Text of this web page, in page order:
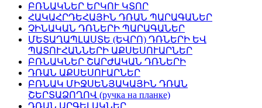
ԲՌՆԱԿՆԵՐ ԵՐԿՈՒ ԿՏՈՐ
ՀԱԿԱՀՐԴԵՀԱՅԻՆ ԴՌԱՆ ՊԱՐԱԳԱՆԵՐ
ՉԻՆԱԿԱՆ ԴՌՆԵՐԻ ՊԱՐԱԳԱՆԵՐ
ՄԵՏԱՂԱՊԼԱՍՏԵ (ԵՎՐՈ) ԴՌՆԵՐԻ ԵՎ
ՊԱՏՈՒՀԱՆՆԵՐԻ ԱՔՍԵՍՈՒԱՐՆԵՐ
ԲՌՆԱԿՆԵՐ ՇԱՐԺԱԿԱՆ ԴՌՆԵՐԻ
ԴՌԱՆ ԱՔՍԵՍՈՒԱՐՆԵՐ
ԲՌՆԱԿ ՄԻՋՍԵՆՅԱԿԱՅԻՆ ԴՌԱՆ
ՇԵՐՏԱՁՈՂՈՎ (ручка на планке)
ԴՌԱՆ ԱՐԳԵԼԱԿՆԵՐ